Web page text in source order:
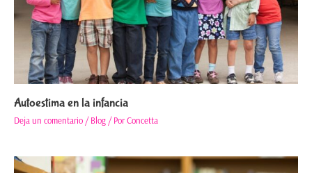
Autoestima en la infancia
Deja un comentario /Blog / PorConcetta